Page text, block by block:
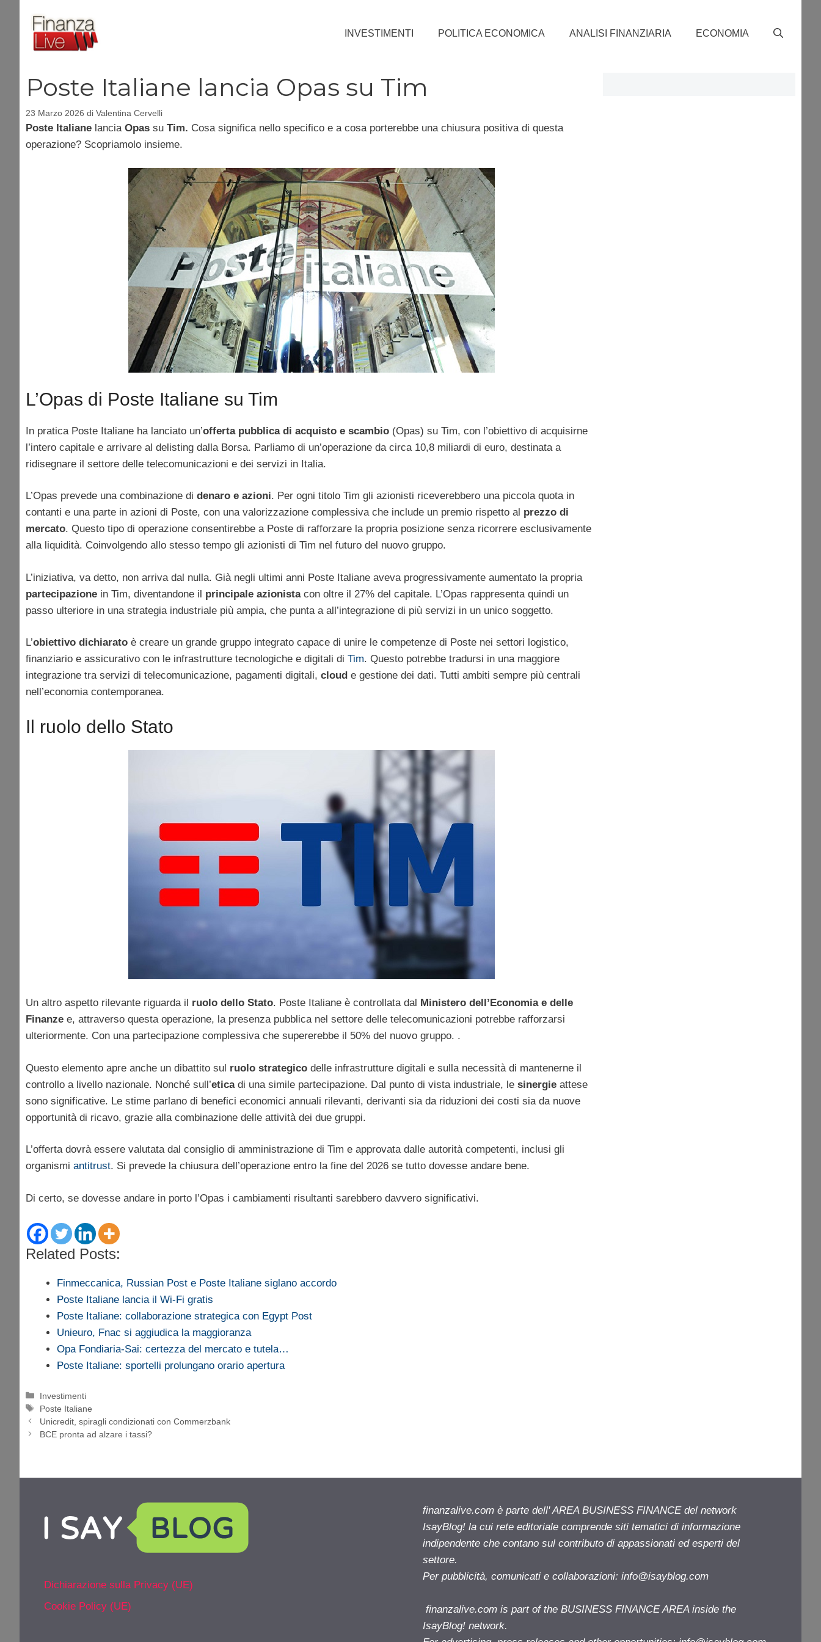
contenuto
INVESTIMENTI POLITICA ECONOMICA ANALISI FINANZIARIA ECONOMIA
Poste Italiane lancia Opas su Tim
23 Marzo 2026 di Valentina Cervelli
Poste Italiane lancia Opas su Tim. Cosa significa nello specifico e a cosa porterebbe una chiusura positiva di questa
operazione? Scopriamolo insieme.
L’Opas di Poste Italiane su Tim
In pratica Poste Italiane ha lanciato un’offerta pubblica di acquisto e scambio (Opas) su Tim, con l’obiettivo di acquisirne
l’intero capitale e arrivare al delisting dalla Borsa. Parliamo di un’operazione da circa 10,8 miliardi di euro, destinata a
ridisegnare il settore delle telecomunicazioni e dei servizi in Italia.
L’Opas prevede una combinazione di denaro e azioni. Per ogni titolo Tim gli azionisti riceverebbero una piccola quota in
contanti e una parte in azioni di Poste, con una valorizzazione complessiva che include un premio rispetto al prezzo di
mercato. Questo tipo di operazione consentirebbe a Poste di rafforzare la propria posizione senza ricorrere esclusivamente
alla liquidità. Coinvolgendo allo stesso tempo gli azionisti di Tim nel futuro del nuovo gruppo.
L’iniziativa, va detto, non arriva dal nulla. Già negli ultimi anni Poste Italiane aveva progressivamente aumentato la propria
partecipazione in Tim, diventandone il principale azionistacon oltre il 27% del capitale. L’Opas rappresenta quindi un
passo ulteriore in una strategia industriale più ampia, che punta a all’integrazione di più servizi in un unico soggetto.
L’obiettivo dichiarato è creare un grande gruppo integrato capace di unire le competenze di Poste nei settori logistico,
finanziario e assicurativo con le infrastrutture tecnologiche e digitali di Tim. Questo potrebbe tradursi in una maggiore
integrazione tra servizi di telecomunicazione, pagamenti digitali, cloud e gestione dei dati. Tutti ambiti sempre più centrali
nell’economia contemporanea.
Il ruolo dello Stato
Un altro aspetto rilevante riguarda il ruolo dello Stato. Poste Italiane è controllata dal Ministero dell’Economia e delle
Finanze e, attraverso questa operazione, la presenza pubblica nel settore delle telecomunicazioni potrebbe rafforzarsi
ulteriormente. Con una partecipazione complessiva che supererebbe il 50% del nuovo gruppo. .
Questo elemento apre anche un dibattito sul ruolo strategico delle infrastrutture digitali e sulla necessità di mantenerne il
controllo a livello nazionale. Nonché sull’eticadi una simile partecipazione. Dal punto di vista industriale, le sinergie attese
sono significative. Le stime parlano di benefici economici annuali rilevanti, derivanti sia da riduzioni dei costi sia da nuove
opportunità di ricavo, grazie alla combinazione delle attività dei due gruppi.
L’offerta dovrà essere valutata dal consiglio di amministrazione di Tim e approvata dalle autorità competenti, inclusi gli
organismi antitrust. Si prevede la chiusura dell’operazione entro la fine del 2026 se tutto dovesse andare bene.
Di certo, se dovesse andare in porto l’Opas i cambiamenti risultanti sarebbero davvero significativi.
Related Posts:
Finmeccanica, Russian Post e Poste Italiane siglano accordo
Poste Italiane lancia il Wi-Fi gratis
Poste Italiane: collaborazione strategica con Egypt Post
Unieuro, Fnac si aggiudica la maggioranza
Opa Fondiaria-Sai: certezza del mercato e tutela…
Poste Italiane: sportelli prolungano orario apertura
Categorie
Investimenti
Tag
Poste Italiane
Unicredit, spiragli condizionati con Commerzbank
BCE pronta ad alzare i tassi?
Dichiarazione sulla Privacy (UE)
Cookie Policy (UE)
finanzalive.com è parte dell' AREA BUSINESS FINANCE del network
IsayBlog! la cui rete editoriale comprende siti tematici di informazione
indipendente che contano sul contributo di appassionati ed esperti del
settore.
Per pubblicità, comunicati e collaborazioni: info@isayblog.com
finanzalive.com is part of the BUSINESS FINANCE AREA inside the
IsayBlog! network.